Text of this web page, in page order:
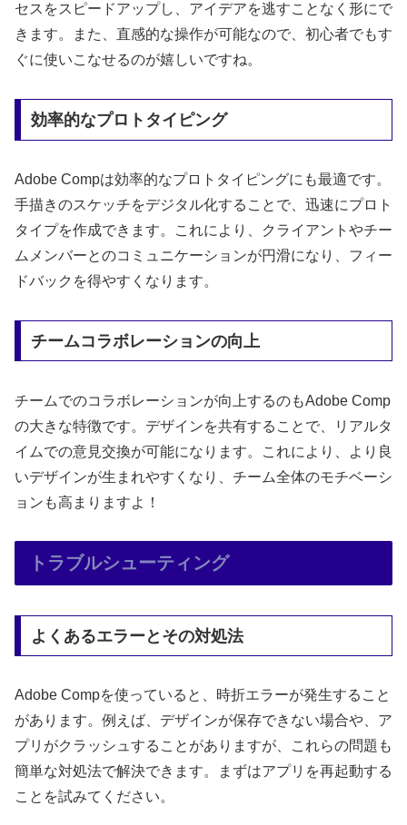
セスをスピードアップし、アイデアを逃すことなく形にで
きます。また、直感的な操作が可能なので、初心者でもす
ぐに使いこなせるのが嬉しいですね。
効率的なプロトタイピング
Adobe Compは効率的なプロトタイピングにも最適です。
手描きのスケッチをデジタル化することで、迅速にプロト
タイプを作成できます。これにより、クライアントやチー
ムメンバーとのコミュニケーションが円滑になり、フィー
ドバックを得やすくなります。
チームコラボレーションの向上
チームでのコラボレーションが向上するのもAdobe Comp
の大きな特徴です。デザインを共有することで、リアルタ
イムでの意見交換が可能になります。これにより、より良
いデザインが生まれやすくなり、チーム全体のモチベーシ
ョンも高まりますよ！
トラブルシューティング
よくあるエラーとその対処法
Adobe Compを使っていると、時折エラーが発生すること
があります。例えば、デザインが保存できない場合や、ア
プリがクラッシュすることがありますが、これらの問題も
簡単な対処法で解決できます。まずはアプリを再起動する
ことを試みてください。